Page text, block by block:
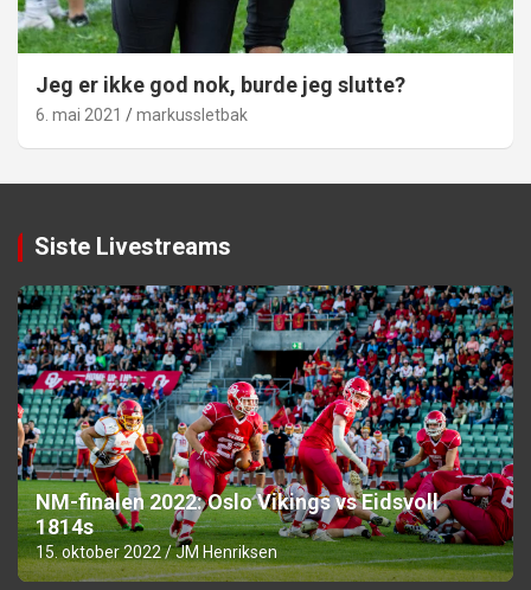
Jeg er ikke god nok, burde jeg slutte?
6. mai 2021 markussletbak
Siste Livestreams
NM-finalen 2022: Oslo Vikings vs Eidsvoll
1814s
15. oktober 2022 JM Henriksen